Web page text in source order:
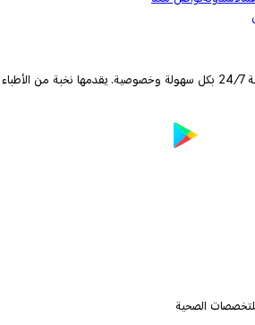
استشارات نفسية على مدار الساعة 24/7 بكل سهولة وخصوصية. يقدمها نخبة من الأطباء
الصحية